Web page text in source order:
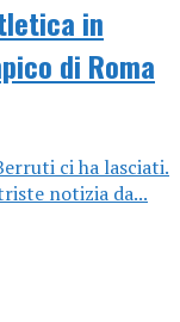
in
di Roma
ci ha lasciati.
notizia da...